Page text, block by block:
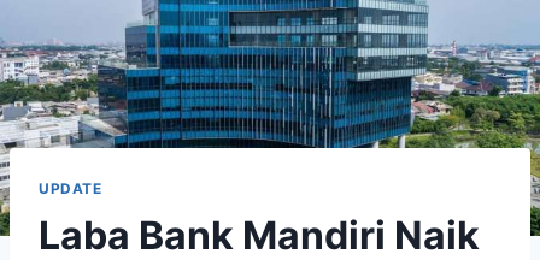
UPDATE
Laba Bank Mandiri Naik